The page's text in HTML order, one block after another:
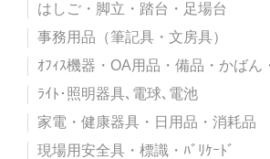
はしご・脚立・踏台・足場台
事務用品（筆記具・文房具）
ｵﾌｨｽ機器・OA用品・備品・かばん
ﾗｲﾄ･照明器具､電球､電池
家電・健康器具・日用品・消耗品
現場用安全具・標識・ﾊﾞﾘｹｰﾄﾞ